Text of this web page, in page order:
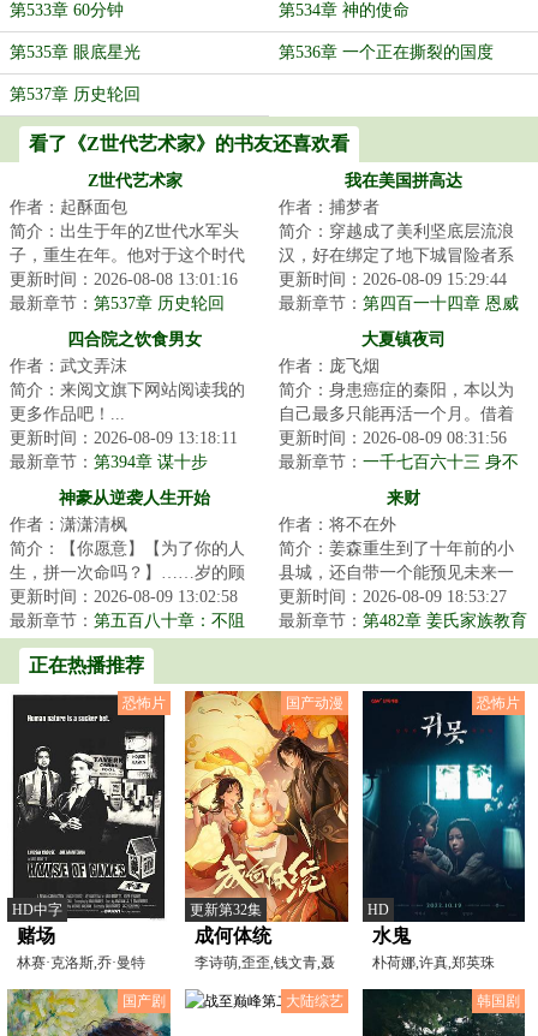
第533章 60分钟 第534章 神的使命
第535章 眼底星光 第536章 一个正在撕裂的国度
第537章 历史轮回
看了《Z世代艺术家》的书友还喜欢看
Z世代艺术家
作者：起酥面包
简介：出生于年的Z世代水军头
子，重生在年。他对于这个时代
没有任何滤镜，因此感到强烈窒
息。影视剧粗糙...
更新时间：2026-08-08 13:01:16
最新章节： 第537章 历史轮回
我在美国拼高达
作者：捕梦者
简介：穿越成了美利坚底层流浪
汉，好在绑定了地下城冒险者系
统。你发现了退役恶魔骑士的尸
体，拾取【MAA...
更新时间：2026-08-09 15:29:44
最新章节： 第四百一十四章 恩威
并施（求月票）
四合院之饮食男女
作者：武文弄沫
简介：来阅文旗下网站阅读我的
更多作品吧！...
更新时间：2026-08-09 13:18:11
最新章节： 第394章 谋十步
大夏镇夜司
作者：庞飞烟
简介：身患癌症的秦阳，本以为
自己最多只能再活一个月。借着
绝症之躯，秦阳怒怼上司老板，
再甩物质女友，...
更新时间：2026-08-09 08:31:56
最新章节： 一千七百六十三 身不
神豪从逆袭人生开始
作者：潇潇清枫
简介：【你愿意】【为了你的人
生，拼一次命吗？】……岁的顾
珩，双脚深陷泥泞。当命运荆棘
递向他的那一刻...
更新时间：2026-08-09 13:02:58
最新章节： 第五百八十章：不阻
拦，能接受
来财
作者：将不在外
简介：姜森重生到了十年前的小
县城，还自带一个能预见未来一
分钟的金手指。一分钟能干什
么？本书又名《人...
更新时间：2026-08-09 18:53:27
最新章节： 第482章 姜氏家族教育
正在热播推荐
恐怖片
HD中字
赌场
林赛·克洛斯,乔·曼特
纳,迈克·努斯鲍姆,
国产动漫
更新第32集
成何体统
李诗萌,歪歪,钱文青,聂
曦映
恐怖片
HD
水鬼
朴荷娜,许真,郑英珠
国产剧 大陆综艺 韩国剧